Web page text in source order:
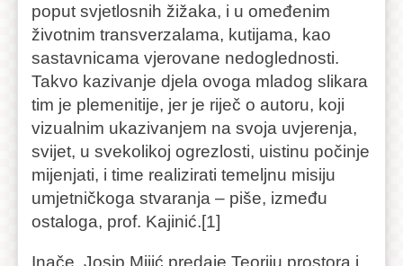
poput svjetlosnih žižaka, i u omeđenim
životnim transverzalama, kutijama, kao
sastavnicama vjerovane nedoglednosti.
Takvo kazivanje djela ovoga mladog slikara
tim je plemenitije, jer je riječ o autoru, koji
vizualnim ukazivanjem na svoja uvjerenja,
svijet, u svekolikoj ogrezlosti, uistinu počinje
mijenjati, i time realizirati temeljnu misiju
umjetničkoga stvaranja – piše, između
ostaloga, prof. Kajinić.[1]
Inače, Josip Mijić predaje Teoriju prostora i